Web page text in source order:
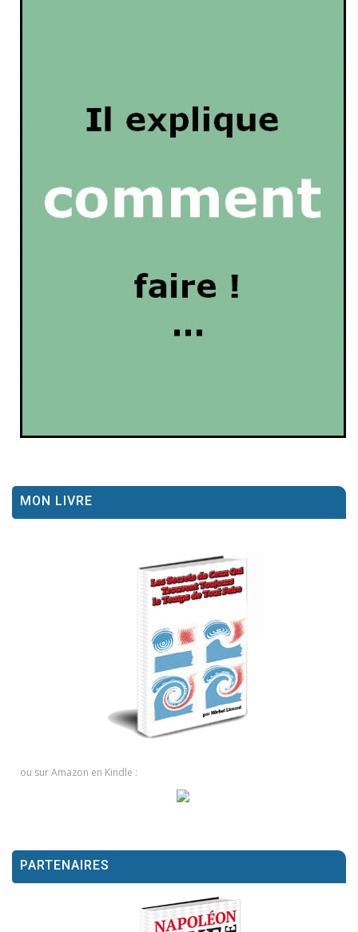
MON LIVRE
ou sur Amazon en Kindle :
PARTENAIRES